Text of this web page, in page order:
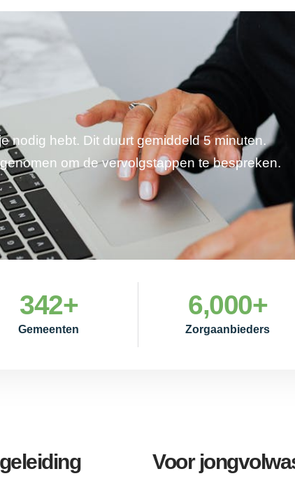
nodig hebt. Dit duurt gemiddeld 5 minuten.
om de vervolgstappen te bespreken.
Gemeenten
342+
Zorgaanbieders
6,000+
Voor